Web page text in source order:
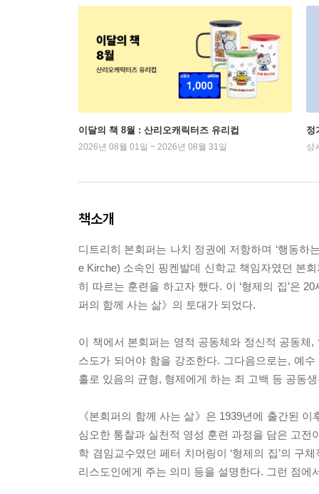
이달의 책 8월 : 산리오캐릭터즈 유리컵
2026년 08월 01일 ~ 2026년 08월 31일
정
상
책소개
디트리히 본회퍼는 나치 정권에 저항하며 ‘행동하
e Kirche) 소속인 핑켄발데 신학교 책임자였던 본
히 따르는 훈련을 하고자 했다. 이 ‘형제의 집’은
퍼의 함께 사는 삶》의 토대가 되었다.
이 책에서 본회퍼는 영적 공동체와 정신적 공동
스도가 되어야 함을 강조한다. 그다음으로는, 예
홀로 있음의 균형, 형제에게 하는 죄 고백 등 공동
《본회퍼의 함께 사는 삶》은 1939년에 출간된
심오한 통찰과 실천적 영성 훈련 과정을 담은 고
학 겸임교수였던 페터 치머링이 ‘형제의 집’의 구
리스도인에게 주는 의미 등을 설명한다. 그런 점에